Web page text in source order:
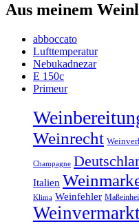
Aus meinem
abboccato
Lufttemperatur
Nebukadnezar
E 150c
Primeur
Weinrecht
Champagne
Italien
Klima Weinfehler